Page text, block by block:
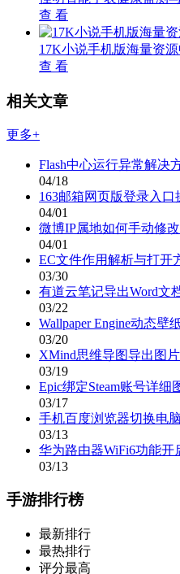
查 看
17K小说手机版海量资
查 看
相关文章
更多+
Flash中心运行异常解决
04/18
163邮箱网页版登录入口
04/01
微博IP属地如何手动修改
04/01
EC文件作用解析与打开
03/30
有道云笔记导出Word文
03/22
Wallpaper Engine动态壁
03/20
XMind思维导图导出图
03/19
Epic绑定Steam账号详细
03/17
手机百度浏览器切换电
03/13
华为路由器WiFi6功能开
03/13
手游排行榜
最新排行
最热排行
评分最高